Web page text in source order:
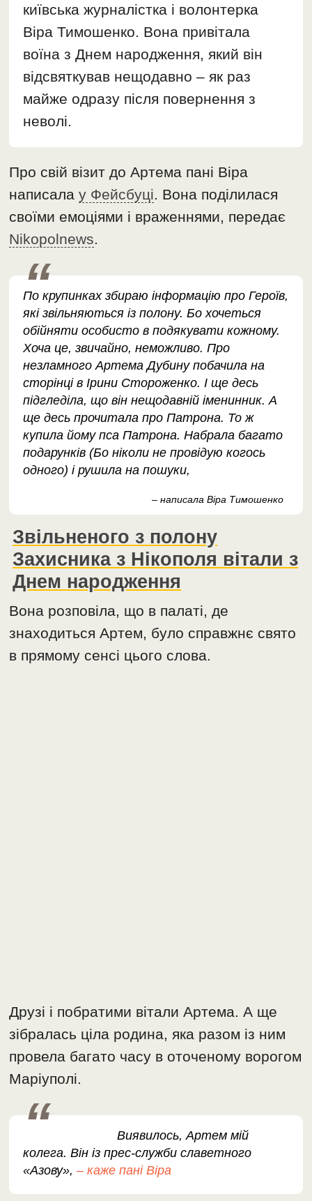
київська журналістка і волонтерка
Віра Тимошенко. Вона привітала
воїна з Днем народження, який він
відсвяткував нещодавно – як раз
майже одразу після повернення з
неволі.
Про свій візит до Артема пані Віра
написалау Фейсбуці. Вона поділилася
своїми емоціями і враженнями, передає
Nikopolnews.
По крупинках збираю інформацію про Героїв,
які звільняються із полону. Бо хочеться
обійняти особисто в подякувати кожному.
Хоча це, звичайно, неможливо. Про
незламного Артема Дубину побачила на
сторінці в Ірини Стороженко. І ще десь
підгледіла, що він нещодавній іменинник. А
ще десь прочитала про Патрона. То ж
купила йому пса Патрона. Набрала багато
подарунків (Бо ніколи не провідую когось
одного) і рушила на пошуки,
– написала Віра Тимошенко
Звільненого з полону
Захисника з Нікополя вітали з
Днем народження
Вона розповіла, що в палаті, де
знаходиться Артем, було справжнє свято
в прямому сенсі цього слова.
Друзі і побратими вітали Артема. А ще
зібралась ціла родина, яка разом із ним
провела багато часу в оточеному ворогом
Маріуполі.
Виявилось, Артем мій
колега. Він із прес-служби славетного
«Азову»,– каже пані Віра